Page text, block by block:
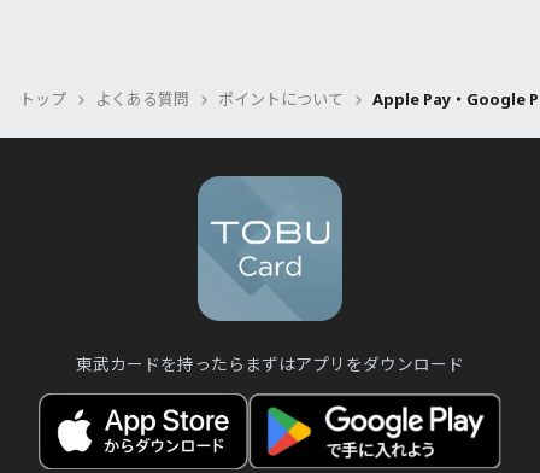
東武カードにはPASMO機能はありますか？
現在使用している別のPASMOに東京スカイ
ツリー®東武カードPASMOデータの引き継
ぎは出来ますか？
Q.PASMOオートチャージがあるのにどうやっ
て残高を使い切るのですか？
ようにしたらいいですか？
イ)TMの登録方法と利用方法を教えてくだ
東武カードアプリはどこからダウンロード
Q.東武カードアプリが正常に動作しません。
Q.東武カードアプリが強制終了してしまいま
Q. Apple Pay・Google Payで支払うにはどの
ようにしたらいいですか？
プレミアムスマートフォン保険適用後、端
末の機種変更を行ったのですが何か手続き
は必要ですか？
東武カードでネットショッピングの決済が
できません。
Q.東武カードが届きました。旧東武カードは
どうしたらいいですか？
トップ よくある質問 ポイントについて Apple Pay・Google
東武カードを持ったらまずはアプリをダウンロード